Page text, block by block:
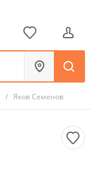
/ Яков Семенов